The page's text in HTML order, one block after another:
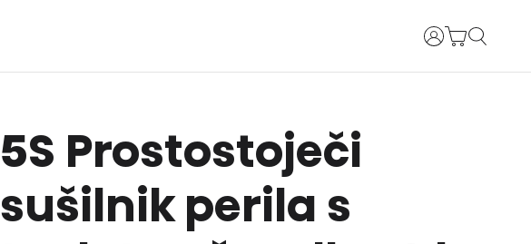
Prijava
5S Prostostoječi
sušilnik perila s